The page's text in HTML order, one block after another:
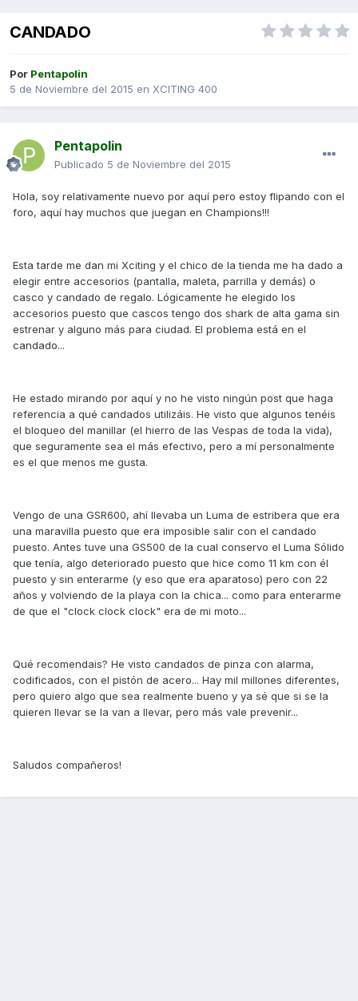
CANDADO
Por Pentapolin
5 de Noviembre del 2015 en XCITING 400
Pentapolin
Publicado 5 de Noviembre del 2015
Hola, soy relativamente nuevo por aquí pero estoy flipando con el
foro, aquí hay muchos que juegan en Champions!!!
Esta tarde me dan mi Xciting y el chico de la tienda me ha dado a
elegir entre accesorios (pantalla, maleta, parrilla y demás) o
casco y candado de regalo. Lógicamente he elegido los
accesorios puesto que cascos tengo dos shark de alta gama sin
estrenar y alguno más para ciudad. El problema está en el
candado...
He estado mirando por aquí y no he visto ningún post que haga
referencia a qué candados utilizáis. He visto que algunos tenéis
el bloqueo del manillar (el hierro de las Vespas de toda la vida),
que seguramente sea el más efectivo, pero a mí personalmente
es el que menos me gusta.
Vengo de una GSR600, ahí llevaba un Luma de estribera que era
una maravilla puesto que era imposible salir con el candado
puesto. Antes tuve una GS500 de la cual conservo el Luma Sólido
que tenía, algo deteriorado puesto que hice como 11 km con él
puesto y sin enterarme (y eso que era aparatoso) pero con 22
años y volviendo de la playa con la chica... como para enterarme
de que el "clock clock clock" era de mi moto...
Qué recomendais? He visto candados de pinza con alarma,
codificados, con el pistón de acero... Hay mil millones diferentes,
pero quiero algo que sea realmente bueno y ya sé que si se la
quieren llevar se la van a llevar, pero más vale prevenir...
Saludos compañeros!